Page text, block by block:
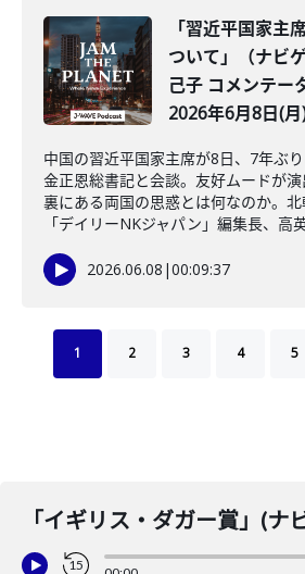
「習近平国家主
ついて」（ナビ
己子 コメンテー
2026年6月8日(
中国の習近平国家主席が8日、7年ぶり
金正恩総書記と会談。友好ムードが
裏にある両国の思惑とは何なのか。
「デイリーNKジャパン」編集長、高
2026.06.08 |00:09:37
1 2 3 4 5
15